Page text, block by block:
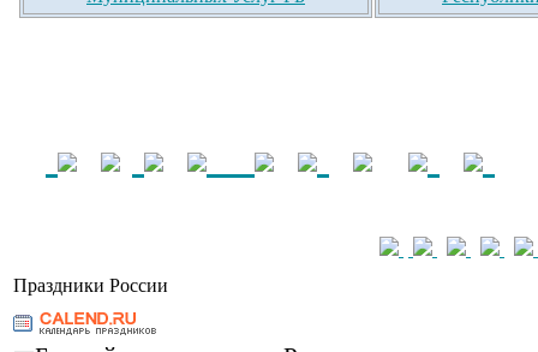
Праздники России